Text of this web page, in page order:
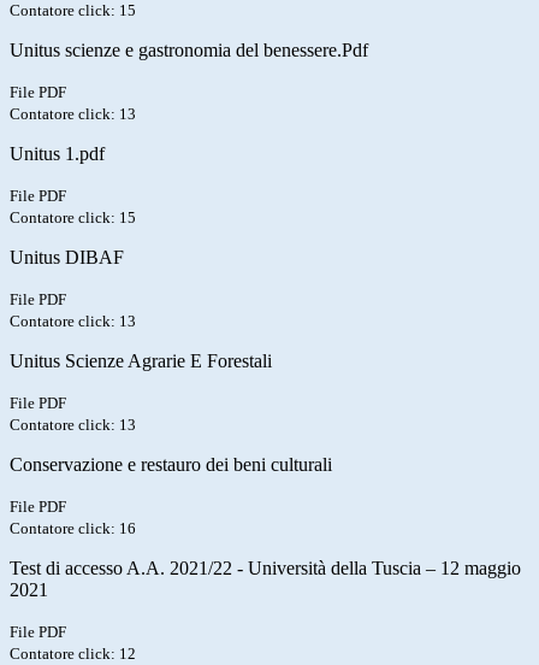
Contatore click: 15
Unitus scienze e gastronomia del benessere.Pdf
File PDF
Contatore click: 13
Unitus 1.pdf
File PDF
Contatore click: 15
Unitus DIBAF
File PDF
Contatore click: 13
Unitus Scienze Agrarie E Forestali
File PDF
Contatore click: 13
Conservazione e restauro dei beni culturali
File PDF
Contatore click: 16
Test di accesso A.A. 2021/22 - Università della Tuscia – 12 maggio
2021
File PDF
Contatore click: 12